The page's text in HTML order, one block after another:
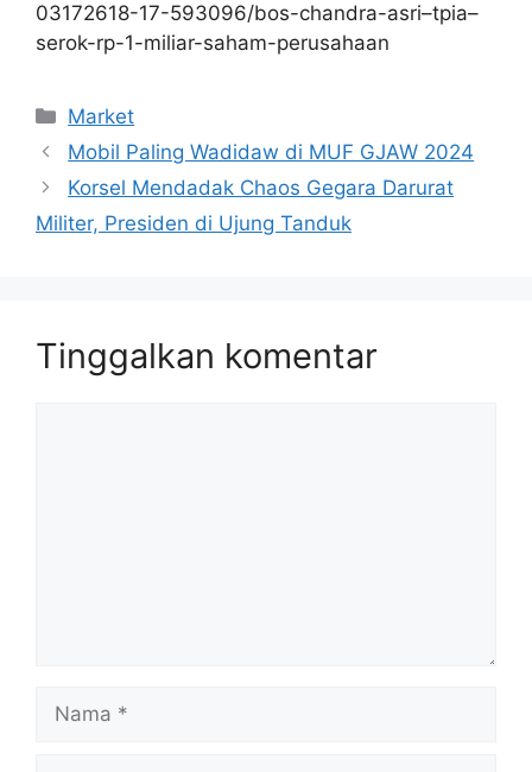
03172618-17-593096/bos-chandra-asri–tpia–
serok-rp-1-miliar-saham-perusahaan
Kategori
Market
Mobil Paling Wadidaw di MUF GJAW 2024
Korsel Mendadak Chaos Gegara Darurat
Militer, Presiden di Ujung Tanduk
Tinggalkan komentar